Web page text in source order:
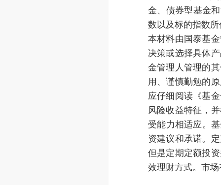
金、债券型基金
数以及标的指数
本材料由国泰基
决策或选择具体
金管理人管理的
用、谨慎勤勉的
应仔细阅读《基
风险收益特征，
受能力相适应。
资建议和承诺。
但是定期定额投
效理财方式。市